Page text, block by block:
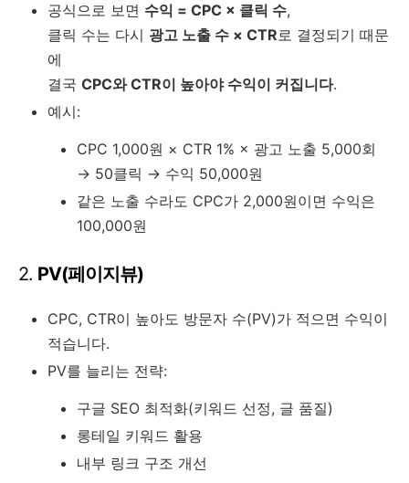
공식으로 보면 수익 = CPC × 클릭 수,
클릭 수는 다시 광고 노출 수 × CTR로 결정되기 때문
에
결국 CPC와 CTR이 높아야 수익이 커집니다.
예시:
CPC 1,000원 × CTR 1% × 광고 노출 5,000회
→ 50클릭 → 수익 50,000원
같은 노출 수라도 CPC가 2,000원이면 수익은
100,000원
2. PV(페이지뷰)
CPC, CTR이 높아도 방문자 수(PV)가 적으면 수익이
적습니다.
PV를 늘리는 전략:
구글 SEO 최적화(키워드 선정, 글 품질)
롱테일 키워드 활용
내부 링크 구조 개선